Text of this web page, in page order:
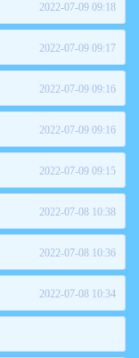
2022-07-09 09:18
2022-07-09 09:17
2022-07-09 09:16
2022-07-09 09:16
2022-07-09 09:15
2022-07-08 10:38
2022-07-08 10:36
2022-07-08 10:34